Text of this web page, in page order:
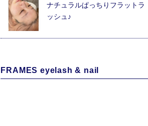
ナチュラルぱっちりフラットラ
ッシュ♪
FRAMES eyelash & nail